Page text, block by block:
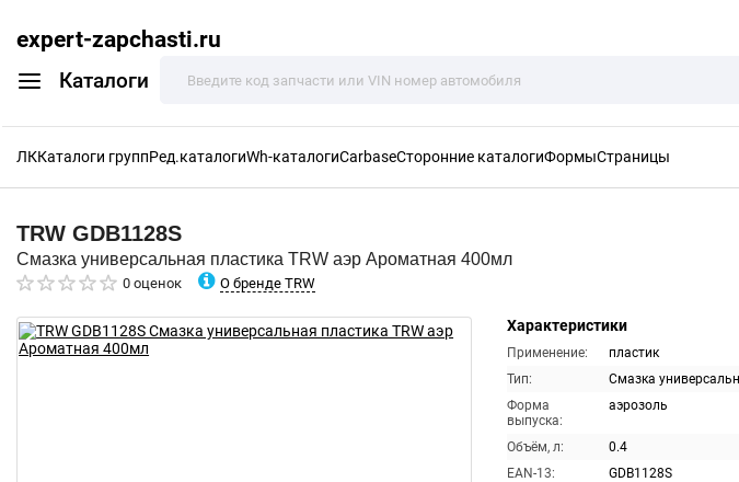
expert-zapchasti.ru
Каталоги
ЛККаталоги группРед.каталогиWh-каталогиCarbaseСторонние каталогиФормыСтраницы
TRW GDB1128S
Смазка универсальная пластика TRW аэр Ароматная 400мл
0 оценок О бренде TRW
Характеристики
Применение:
пластик
Тип:
Смазка
Форма
выпуска:
аэрозоль
Объём, л:
0.4
EAN-13:
GDB1128S